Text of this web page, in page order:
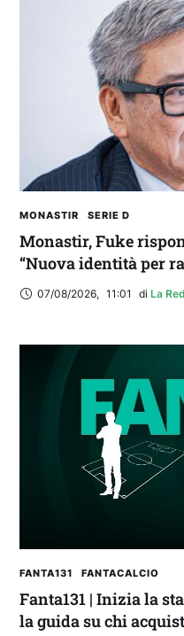
MONASTIR SERIE D
Monastir, Fuke
“Nuova identità per
locale”
07/08/2026, 11:01 di La
FANTA131 FANTACALCIO
Fanta131 | Inizia la
la guida su chi